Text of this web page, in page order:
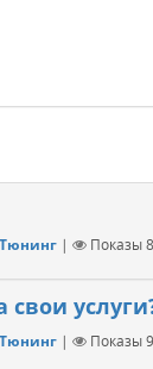
| Показы
свои
| Показы